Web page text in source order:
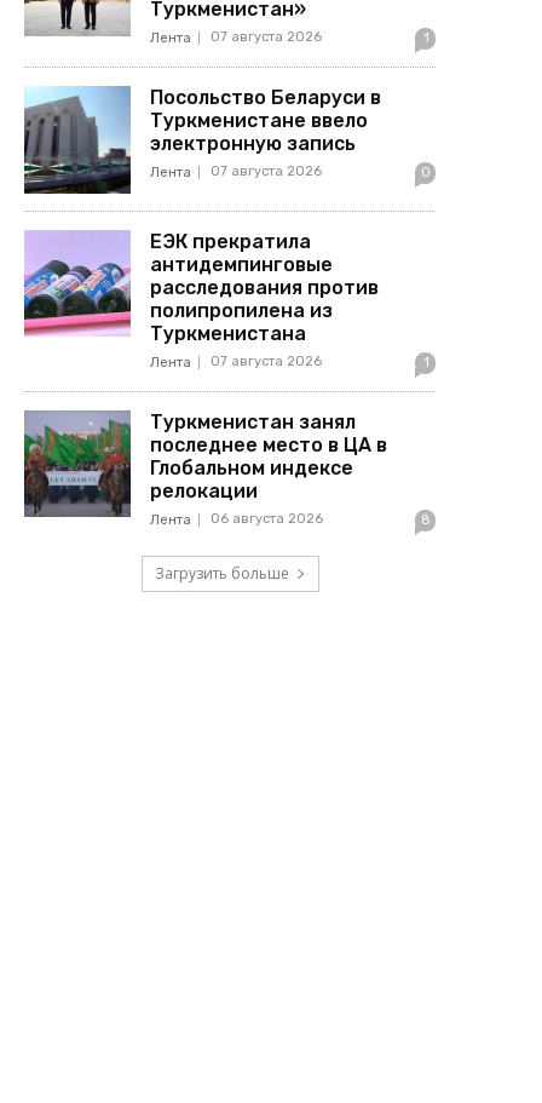
Туркменистан»
Лента 07 августа 2026 1
Посольство Беларуси в
Туркменистане ввело
электронную запись
Лента 07 августа 2026 0
ЕЭК прекратила
антидемпинговые
расследования против
полипропилена из
Туркменистана
Лента 07 августа 2026 1
Туркменистан занял
последнее место в ЦА в
Глобальном индексе
релокации
Лента 06 августа 2026 8
Загрузить больше